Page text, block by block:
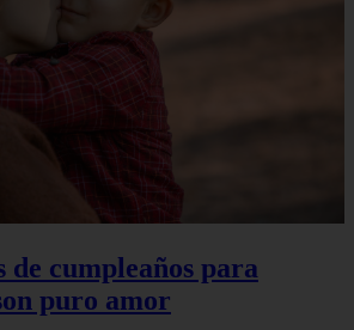
de cumpleaños para
puro amor